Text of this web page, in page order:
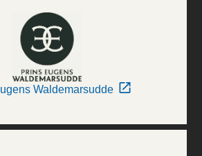
Waldemarsudde